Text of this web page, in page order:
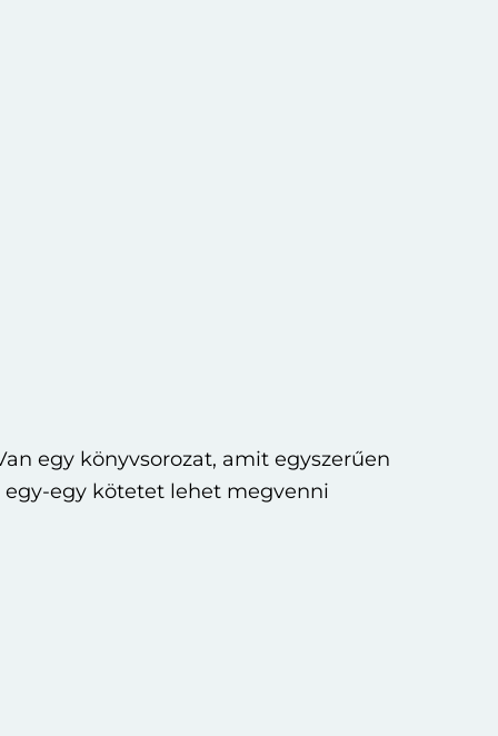
egy könyvsorozat, amit egyszerűen
egy kötetet lehet megvenni